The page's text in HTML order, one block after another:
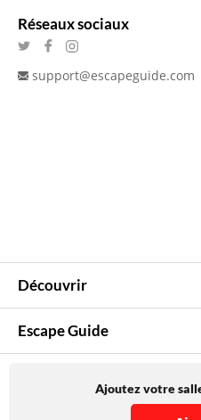
Réseaux sociaux
support@escapeguide.com
Découvrir
Escape Guide
Ajoutez votre